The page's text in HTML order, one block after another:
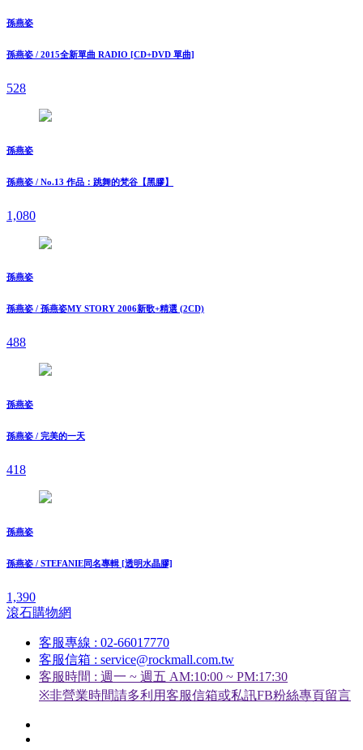
孫燕姿
孫燕姿 / 2015全新單曲 RADIO [CD+DVD 單曲]
528
孫燕姿
孫燕姿 / No.13 作品：跳舞的梵谷【黑膠】
1,080
孫燕姿
孫燕姿 / 孫燕姿MY STORY 2006新歌+精選 (2CD)
488
孫燕姿
孫燕姿 / 完美的一天
418
孫燕姿
孫燕姿 / STEFANIE同名專輯 [透明水晶膠]
1,390
滾石購物網
客服專線 : 02-66017770
客服信箱 : service@rockmall.com.tw
客服時間 : 週一 ~ 週五 AM:10:00 ~ PM:17:30
※非營業時間請多利用客服信箱或私訊FB粉絲專頁留言